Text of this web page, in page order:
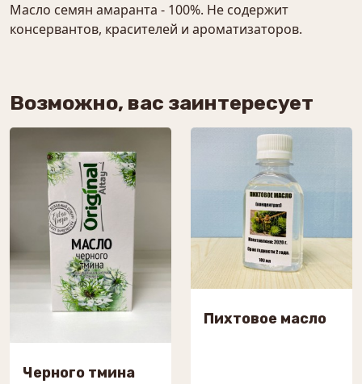
Масло семян амаранта - 100%. Не содержит
консервантов, красителей и ароматизаторов.
Возможно, вас заинтересует
Черного тмина
Пихтовое масло